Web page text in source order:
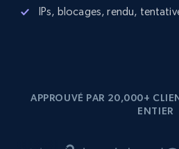
IPs, blocages, rendu,
APPROUVÉ PAR 20,000+
ENTIER